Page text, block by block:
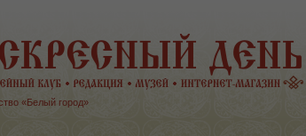
«Белый город»